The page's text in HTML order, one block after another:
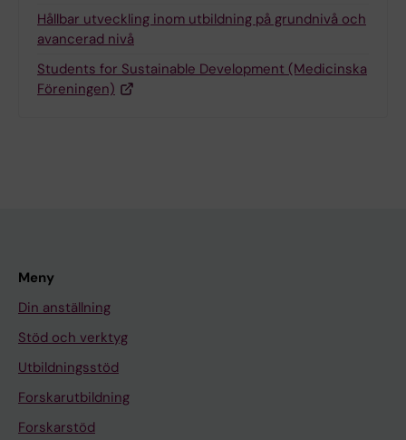
Hållbar utveckling inom utbildning på grundnivå och
avancerad nivå
Students for Sustainable Development (Medicinska
Föreningen)
Meny
Din anställning
Stöd och verktyg
Utbildningsstöd
Forskarutbildning
Forskarstöd